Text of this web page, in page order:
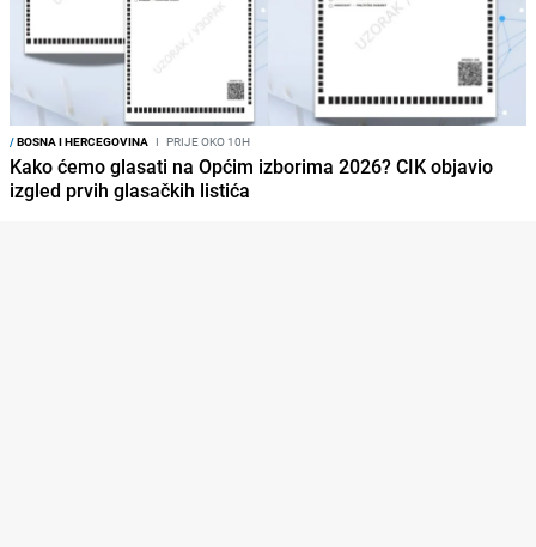
/BOSNA I HERCEGOVINA I PRIJE OKO 10H
Kako ćemo glasati na Općim izborima 2026? CIK objavio
izgled prvih glasačkih listića